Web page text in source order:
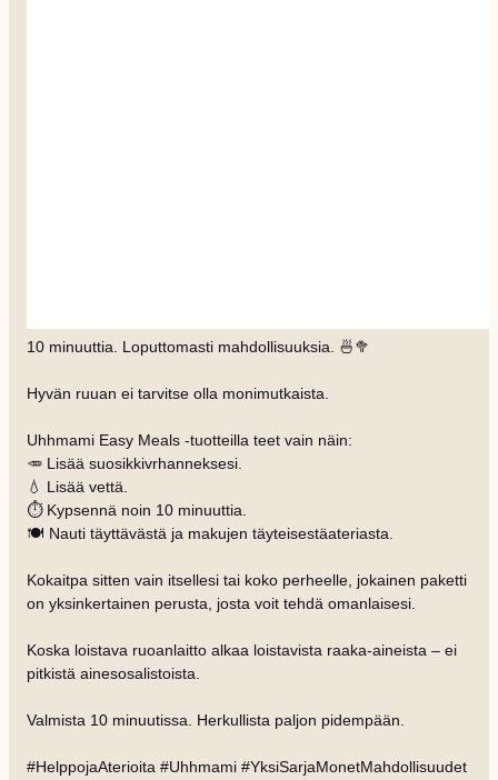
10 minuuttia. Loputtomasti mahdollisuuksia. 🍜🥦
Hyvän ruuan ei tarvitse olla monimutkaista.
Uhhmami Easy Meals -tuotteilla teet vain näin:
🥕 Lisää suosikkivrhanneksesi.
💧 Lisää vettä.
⏱️ Kypsennä noin 10 minuuttia.
🍽️ Nauti täyttävästä ja makujen täyteisestäateriasta.
Kokaitpa sitten vain itsellesi tai koko perheelle, jokainen paketti
on yksinkertainen perusta, josta voit tehdä omanlaisesi.
Koska loistava ruoanlaitto alkaa loistavista raaka-aineista – ei
pitkistä ainesosalistoista.
Valmista 10 minuutissa. Herkullista paljon pidempään.
#HelppojaAterioita #Uhhmami #YksiSarjaMonetMahdollisuudet